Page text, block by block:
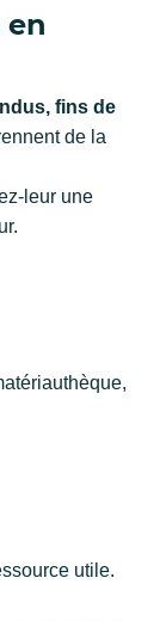
en
fins de
de la
leur une
utile.